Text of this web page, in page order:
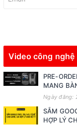
Video công nghệ
PRE-
MANG
Ngày đăng:
SẮM
HỢP LÝ